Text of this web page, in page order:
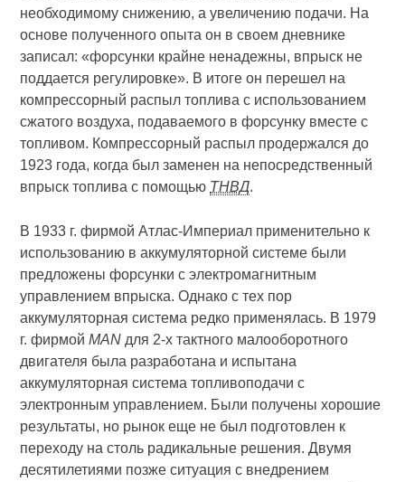
необходимому снижению, а увеличению подачи. На
основе полученного опыта он в своем дневнике
записал: «форсунки крайне ненадежны, впрыск не
поддается регулировке». В итоге он перешел на
компрессорный распыл топлива с использованием
сжатого воздуха, подаваемого в форсунку вместе с
топливом. Компрессорный распыл продержался до
1923 года, когда был заменен на непосредственный
впрыск топлива с помощью ТНВД.
В 1933 г. фирмой Атлас-Империал применительно к
использованию в аккумуляторной системе были
предложены форсунки с электромагнитным
управлением впрыска. Однако с тех пор
аккумуляторная система редко применялась. В 1979
г. фирмойМАN для 2-х тактного малооборотного
двигателя была разработана и испытана
аккумуляторная система топливоподачи с
электронным управлением. Были получены хорошие
результаты, но рынок еще не был подготовлен к
переходу на столь радикальные решения. Двумя
десятилетиями позже ситуация с внедрением